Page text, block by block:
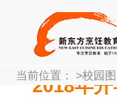
2018年
当前位置： >校园